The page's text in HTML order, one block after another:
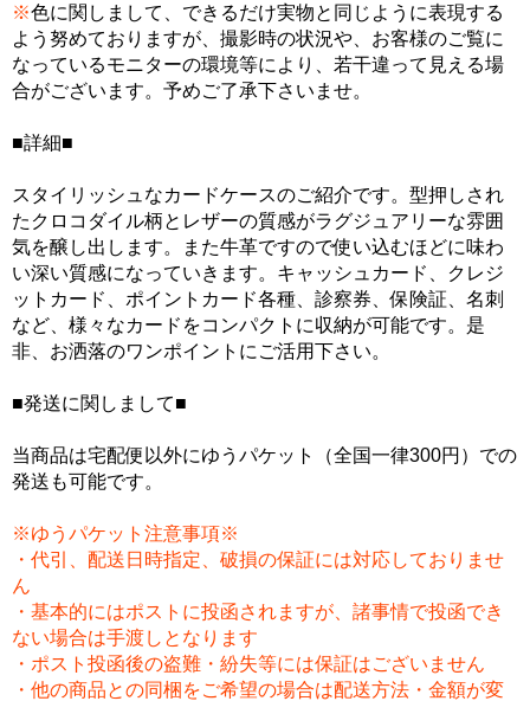
※色に関しまして、できるだけ実物と同じように表現する
よう努めておりますが、撮影時の状況や、お客様のご覧に
なっているモニターの環境等により、若干違って見える場
合がございます。予めご了承下さいませ。
■詳細■
スタイリッシュなカードケースのご紹介です。型押しされ
たクロコダイル柄とレザーの質感がラグジュアリーな雰囲
気を醸し出します。また牛革ですので使い込むほどに味わ
い深い質感になっていきます。キャッシュカード、クレジ
ットカード、ポイントカード各種、診察券、保険証、名刺
など、様々なカードをコンパクトに収納が可能です。是
非、お洒落のワンポイントにご活用下さい。
■発送に関しまして■
当商品は宅配便以外にゆうパケット（全国一律300円）での
発送も可能です。
※ゆうパケット注意事項※
・代引、配送日時指定、破損の保証には対応しておりませ
ん
・基本的にはポストに投函されますが、諸事情で投函でき
ない場合は手渡しとなります
・ポスト投函後の盗難・紛失等には保証はございません
・他の商品との同梱をご希望の場合は配送方法・金額が変